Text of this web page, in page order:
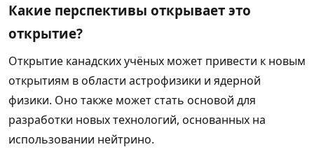
Какие перспективы открывает это
открытие?
Открытие канадских учёных может привести к новым
открытиям в области астрофизики и ядерной
физики. Оно также может стать основой для
разработки новых технологий, основанных на
использовании нейтрино.